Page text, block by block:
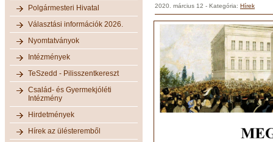
Polgármesteri Hivatal
Választási információk 2026.
Nyomtatványok
Intézmények
TeSzedd - Pilisszentkereszt
Család- és Gyermekjóléti
Intézmény
Hirdetmények
Hírek az ülésteremből
2020. március 12 - Kategória: Hírek